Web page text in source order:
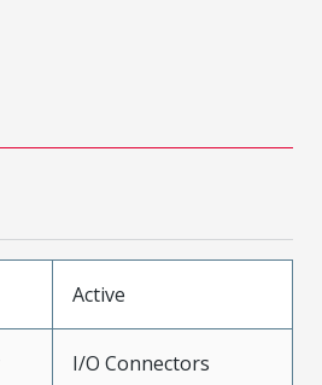
Active
I/O Connectors